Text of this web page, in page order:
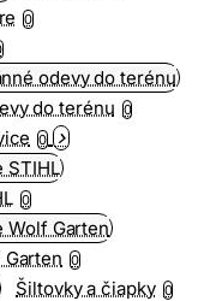
0
do terénu 0
0
0
0
Šiltovky a čiapky 0